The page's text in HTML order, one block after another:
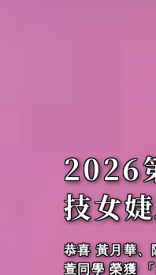
114年
院
恭喜 范姜永益
F-CNS15251